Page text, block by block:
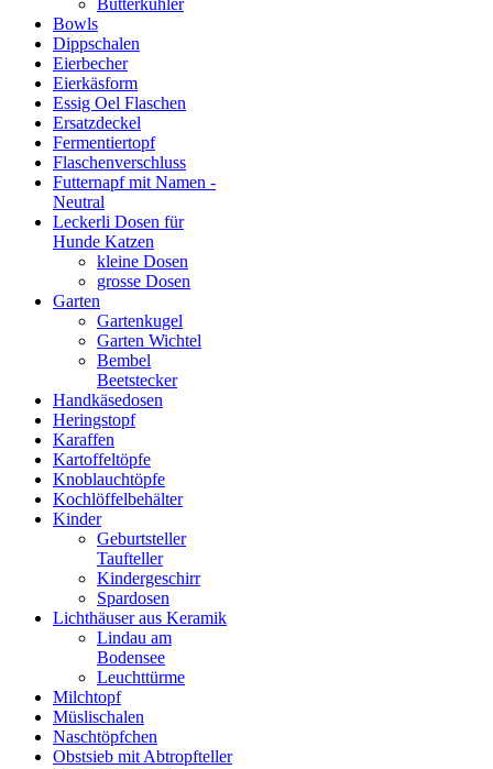
Butterkühler
Bowls
Dippschalen
Eierbecher
Eierkäsform
Essig Oel Flaschen
Ersatzdeckel
Fermentiertopf
Flaschenverschluss
Futternapf mit Namen -
Neutral
Leckerli Dosen für
Hunde Katzen
kleine Dosen
grosse Dosen
Garten
Gartenkugel
Garten Wichtel
Bembel
Beetstecker
Handkäsedosen
Heringstopf
Karaffen
Kartoffeltöpfe
Knoblauchtöpfe
Kochlöffelbehälter
Kinder
Geburtsteller
Taufteller
Kindergeschirr
Spardosen
Lichthäuser aus Keramik
Lindau am
Bodensee
Leuchttürme
Milchtopf
Müslischalen
Naschtöpfchen
Obstsieb mit Abtropfteller